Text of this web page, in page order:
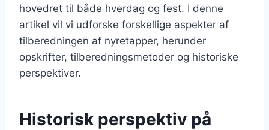
hovedret til både hverdag og fest. I denne
artikel vil vi udforske forskellige aspekter af
tilberedningen af nyretapper, herunder
opskrifter, tilberedningsmetoder og historiske
perspektiver.
Historisk perspektiv på